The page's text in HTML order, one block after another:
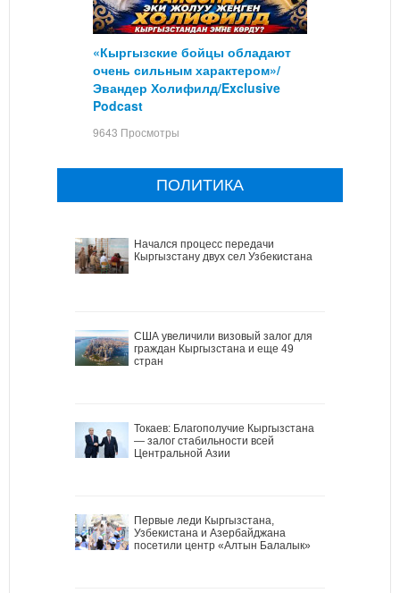
«Кыргызские бойцы обладают
очень сильным характером»/
Эвандер Холифилд/Exclusive
Podcast
9643 Просмотры
ПОЛИТИКА
Начался процесс передачи
Кыргызстану двух сел Узбекистана
США увеличили визовый залог для
граждан Кыргызстана и еще 49
стран
Токаев: Благополучие Кыргызстана
— залог стабильности всей
Центральной Азии
Первые леди Кыргызстана,
Узбекистана и Азербайджана
посетили центр «Алтын Балалык»